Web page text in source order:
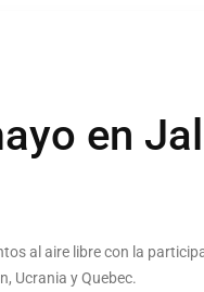
en
al aire libre con la
Ucrania y Quebec.